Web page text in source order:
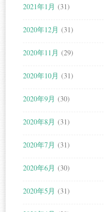
2021年1月 (31)
2020年12月 (31)
2020年11月 (29)
2020年10月 (31)
2020年9月 (30)
2020年8月 (31)
2020年7月 (31)
2020年6月 (30)
2020年5月 (31)